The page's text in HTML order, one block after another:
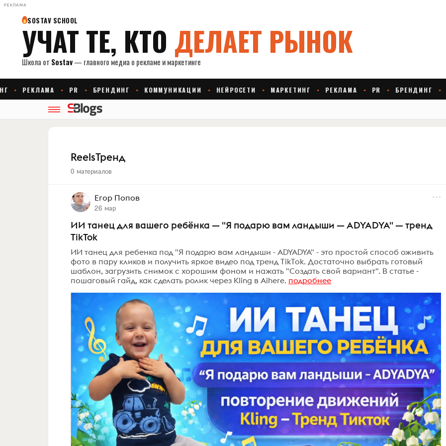
РЕКЛАМА
ReelsТренд
0 материалов
Егор Попов
26 мар
ИИ танец для вашего ребёнка — "Я подарю вам ландыши — ADYADYA" — тренд
TikTok
ИИ танец для ребенка под "Я подарю вам ландыши - ADYADYA" - это простой способ оживить
фото в пару кликов и получить яркое видео под тренд TikTok. Достаточно выбрать готовый
шаблон, загрузить снимок с хорошим фоном и нажать "Создать свой вариант". В статье -
пошаговый гайд, как сделать ролик через Kling в Aihere. подробнее